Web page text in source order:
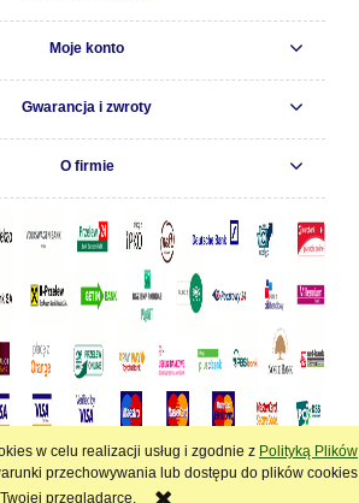
w celu realizacji usług i zgodnie z Polityką Plików
przechowywania lub dostępu do plików cookies
przeglądarce.
Moje konto
Gwarancja i zwroty
O firmie
pełną wersję strony